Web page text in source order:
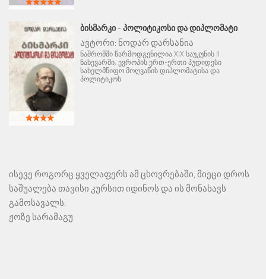
ᲑᲘᲡᲛᲐᲠᲙᲘ - ᲞᲝᲚᲘᲢᲘᲙᲝᲡᲘ ᲓᲐ ᲓᲘᲞᲚᲝᲛᲐᲢᲘ
ავტორი: ნოდარ დარსანია
ნაშრომში წარმოდგენილია XIX საუკუნის II
ნახევარში, ევროპის ერთ-ერთი პუდიდესი
სახელმწიფო მოღვაწის დიპლომატისა და
პოლიტიკოს
ისევე როგორც ყველაფერს ამ ცხოვრებაში, მიეცი დროს
საშუალება თავისი კურსით იდინოს და ის მონახავს
გამოსავალს.
ჟოზე სარამაგუ